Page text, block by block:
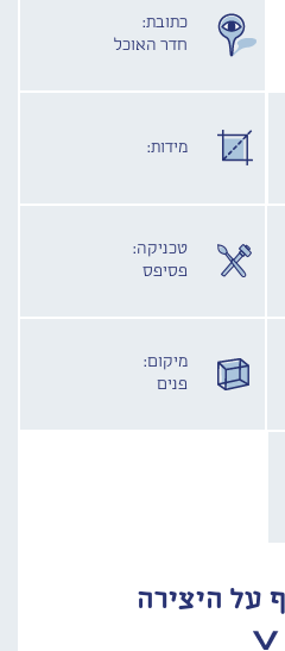
כתובת:
חדר האוכל
מידות:
טכניקה:
פסיפס
מיקום:
פנים
על היצירה